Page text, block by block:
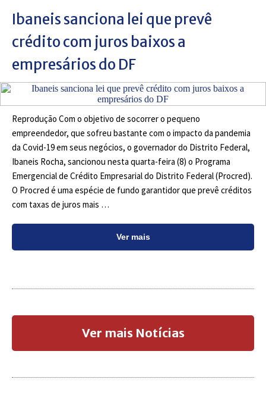
Ibaneis sanciona lei que prevê
crédito com juros baixos a
empresários do DF
Reprodução Com o objetivo de socorrer o pequeno
empreendedor, que sofreu bastante com o impacto da pandemia
da Covid-19 em seus negócios, o governador do Distrito Federal,
Ibaneis Rocha, sancionou nesta quarta-feira (8) o Programa
Emergencial de Crédito Empresarial do Distrito Federal (Procred).
O Procred é uma espécie de fundo garantidor que prevê créditos
com taxas de juros mais …
Ver mais
Ver mais Notícias